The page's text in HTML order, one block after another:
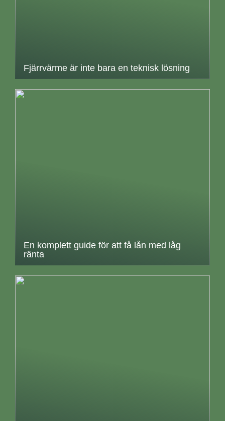
Fjärrvärme är inte bara en teknisk lösning
En komplett guide för att få lån med låg
ränta